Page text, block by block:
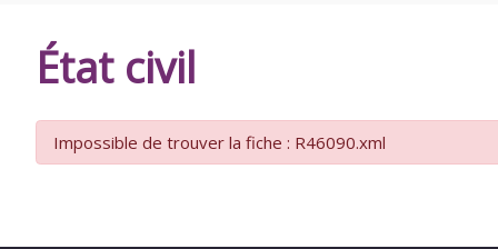
État civil
Impossible de trouver la fiche : R46090.xml